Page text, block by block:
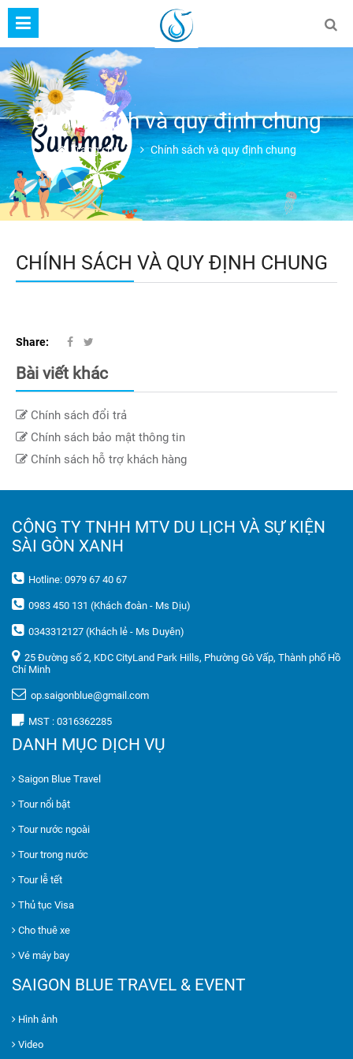
Chính sách và quy định chung
Trang chủ Chính sách và quy định chung
CHÍNH SÁCH VÀ QUY ĐỊNH CHUNG
Share:
Bài viết khác
Chính sách đổi trả
Chính sách bảo mật thông tin
Chính sách hỗ trợ khách hàng
CÔNG TY TNHH MTV DU LỊCH VÀ SỰ KIỆN
SÀI GÒN XANH
Hotline: 0979 67 40 67
0983 450 131 (Khách đoàn - Ms Dịu)
0343312127 (Khách lẻ - Ms Duyên)
25 Đường số 2, KDC CityLand Park Hills, Phường Gò Vấp, Thành phố Hồ
Chí Minh
op.saigonblue@gmail.com
MST : 0316362285
DANH MỤC DỊCH VỤ
Saigon Blue Travel
Tour nổi bật
Tour nước ngoài
Tour trong nước
Tour lễ tết
Thủ tục Visa
Cho thuê xe
Vé máy bay
SAIGON BLUE TRAVEL & EVENT
Hình ảnh
Video